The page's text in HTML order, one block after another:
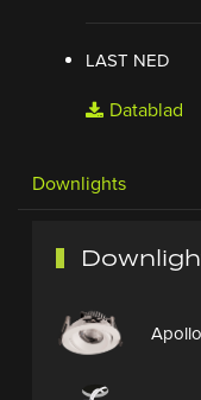
LAST NED
Datablad
Downlights